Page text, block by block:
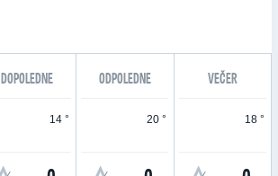
DOPOLEDNE ODPOLEDNE VEČER
14 ° 20 ° 18 °